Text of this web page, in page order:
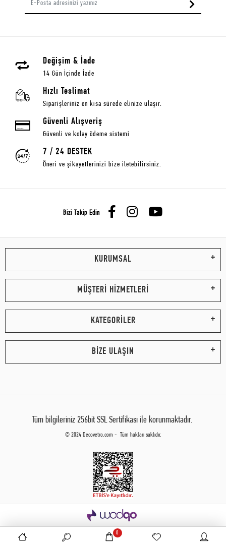
Değişim & İade
14 Gün İçinde İade
Hızlı Teslimat
Siparişleriniz en kısa sürede elinize ulaşır.
Güvenli Alışveriş
Güvenli ve kolay ödeme sistemi
7 / 24 DESTEK
Öneri ve şikayetlerinizi bize iletebilirsiniz.
Bizi Takip Edin
KURUMSAL
MÜŞTERİ HİZMETLERİ
KATEGORİLER
BİZE ULAŞIN
Tüm bilgileriniz 256bit SSL Sertifikası ile korunmaktadır.
© 2024 Decovetro.com - Tüm hakları saklıdır.
0